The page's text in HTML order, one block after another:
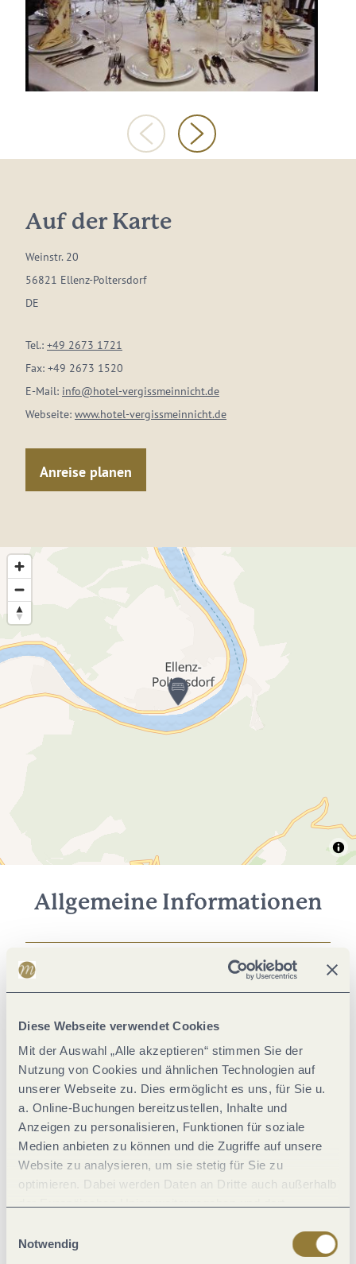
Diese Webseite verwendet Cookies
Mit der Auswahl „Alle akzeptieren“ stimmen Sie der
Nutzung von Cookies und ähnlichen Technologien auf
unserer Webseite zu. Dies ermöglicht es uns, für Sie u.
a. Online-Buchungen bereitzustellen, Inhalte und
Anzeigen zu personalisieren, Funktionen für soziale
Medien anbieten zu können und die Zugriffe auf unsere
Website zu analysieren, um sie stetig für Sie zu
optimieren. Dabei werden Daten an Dritte auch außerhalb
jederzeit widerrufen werden. Mit der Auswahl "Alle
ablehnen" kann es zu Beeinträchtigungen in der Nutzung
Notwendig
Auf der Karte
Weinstr. 20
56821 Ellenz-Poltersdorf
DE
Tel.: +49 2673 1721
Fax: +49 2673 1520
E-Mail: info@hotel-vergissmeinnicht.de
Webseite: www.hotel-vergissmeinnicht.de
Anreise planen
Allgemeine Informationen
Tagung / Kongress
Fremdsprachen
Verpflegung
Zahlungsarten
Sport / Freizeit